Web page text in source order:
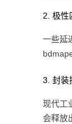
2. 极性
一些延
3. 封装
现代工
会释放